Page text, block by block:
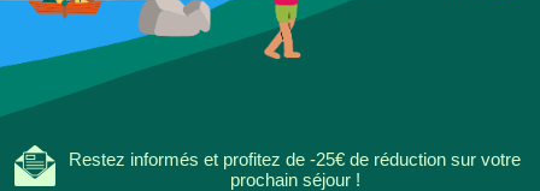
Restez informés et profitez de -25€ de réduction sur votre
prochain séjour !